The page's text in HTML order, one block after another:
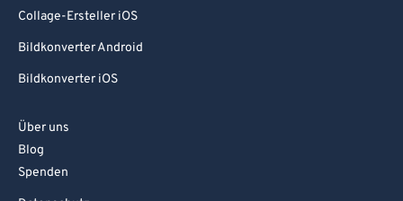
Collage-Ersteller iOS
Bildkonverter Android
Bildkonverter iOS
Über uns
Blog
Spenden